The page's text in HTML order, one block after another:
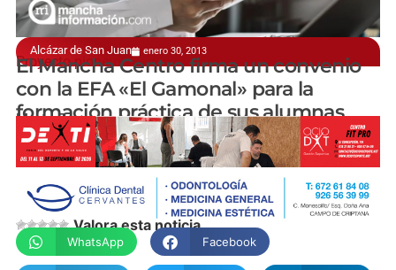
Alcázar de San Juan enero 30, 2013
Proyecto pionero del nuevo modelo de FP
El Mancha Centro firma un convenio
con la EFA «El Gamonal» para la
formación práctica de sus alumnas
Marta Romero
Valora esta noticia
WhatsApp Facebook